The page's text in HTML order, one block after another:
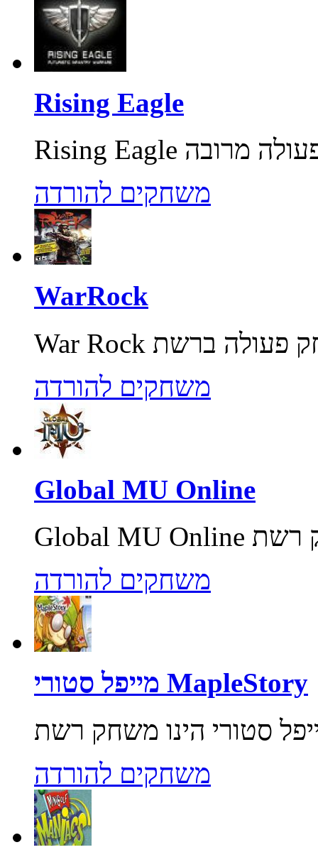
Rising Eagle
משחקים להורדה
WarRock
משחקים להורדה
Global MU Online
משחקים להורדה
מייפל סטורי MapleStory
משחקים להורדה